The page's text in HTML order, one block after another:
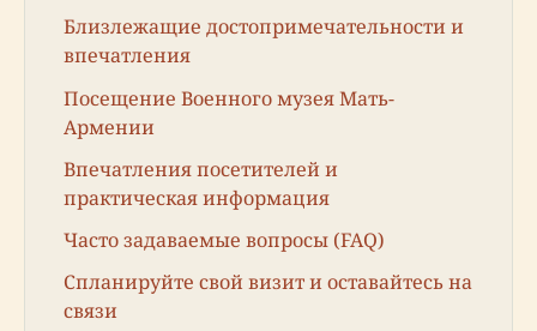
Близлежащие достопримечательности и
впечатления
Посещение Военного музея Мать-
Армении
Впечатления посетителей и
практическая информация
Часто задаваемые вопросы (FAQ)
Спланируйте свой визит и оставайтесь на
связи